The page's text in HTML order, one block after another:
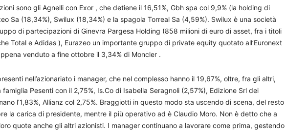
sono gli Agnelli con Exor , che detiene il 16,51%, Gbh spa col 9,9% (la holding di
Sa (18,34%), Swilux (18,34%) e la spagola Torreal Sa (4,59%). Swilux è una società
di partecipazioni di Ginevra Pargesa Holding (858 milioni di euro di asset, fra i titoli
Total e Adidas ), Eurazeo un importante gruppo di private equity quotato all’Euronext
venduto a fine ottobre il 3,34% di Moncler .
nell’azionariato i manager, che nel complesso hanno il 19,67%, oltre, fra gli altri,
famiglia Pesenti con il 2,75%, Is.Co di Isabella Seragnoli (2,57%), Edizione Srl dei
l’1,83%, Allianz col 2,75%. Braggiotti in questo modo sta uscendo di scena, del resto
la carica di presidente, mentre il più operativo ad è Claudio Moro. Non è detto che a
quote anche gli altri azionisti. I manager continuano a lavorare come prima, gestendo